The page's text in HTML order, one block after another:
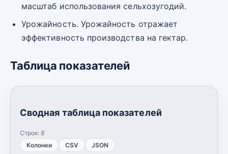
масштаб использования сельхозугодий.
Урожайность. Урожайность отражает
эффективность производства на гектар.
Таблица показателей
Сводная таблица показателей
Строк: 8
Колонки
CSV JSON